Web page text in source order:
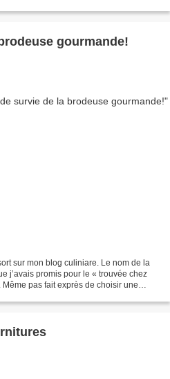
gourmande!
sur mon blog culiniare. Le nom de la
j’avais promis pour le « trouvée chez
pas fait exprès de choisir une